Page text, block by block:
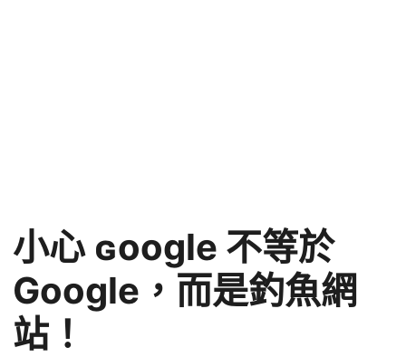
小心 ɢoogle 不等於
Google，而是釣魚網
站！